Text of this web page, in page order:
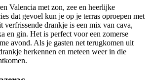
Valencia met zon, zee en heerlijke
dat gevoel kun je op je terras oproepen met
verfrissende drankje is een mix van cava,
en gin. Het is perfect voor een zomerse
avond. Als je gasten net terugkomen uit
herkennen en meteen weer in die